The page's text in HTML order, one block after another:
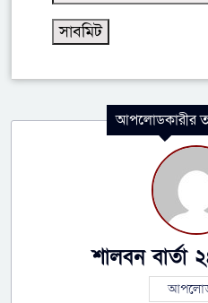
আপলোডকারীর
শালবন বার্তা